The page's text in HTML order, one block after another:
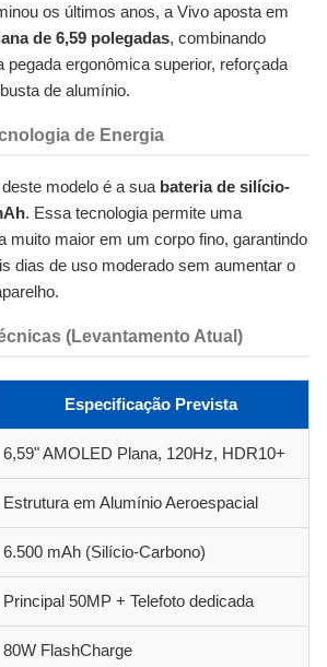
os últimos anos, a Vivo aposta em
de 6,59 polegadas, combinando
pegada ergonômica superior, reforçada
de alumínio.
de Energia
modelo é a sua bateria de silício-
. Essa tecnologia permite uma
muito maior em um corpo fino, garantindo
dias de uso moderado sem aumentar o
(Levantamento Atual)
Especificação Prevista
6,59" AMOLED Plana, 120Hz, HDR10+
Estrutura em Alumínio Aeroespacial
6.500 mAh (Silício-Carbono)
Principal 50MP + Telefoto dedicada
80W FlashCharge